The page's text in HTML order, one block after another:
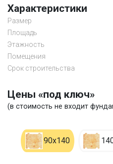
Характеристики
Размер
Площадь
Этажность
Помещения
Срок строительства
Цены «под ключ»
(в стоимость не входит
90х140